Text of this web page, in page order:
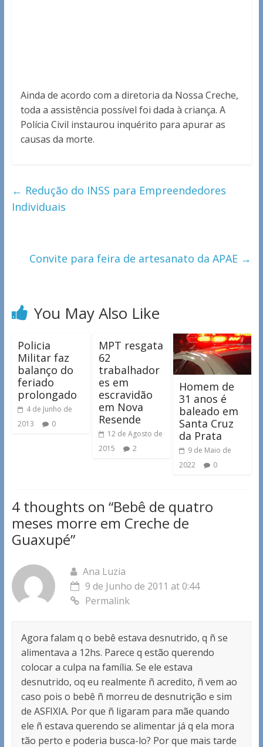
Ainda de acordo com a diretoria da Nossa Creche,
toda a assistência possível foi dada à criança. A
Polícia Civil instaurou inquérito para apurar as
causas da morte.
← Redução do INSS para Empreendedores
Individuais
Convite para feira de artesanato da APAE →
You May Also Like
Policia
Militar faz
balanço do
feriado
prolongado
4 de Junho de
2013
0
MPT resgata
62
trabalhador
es em
escravidão
em Nova
Resende
12 de Agosto de
2015
2
Homem de
31 anos é
baleado em
Santa Cruz
da Prata
9 de Maio de
2022
0
4 thoughts on “Bebê de quatro
meses morre em Creche de
Guaxupé”
Ana Luzia
9 de Junho de 2011 at 0:44
Permalink
Agora falam q o bebê estava desnutrido, q ñ se
alimentava a 12hs. Parece q estão querendo
colocar a culpa na família. Se ele estava
desnutrido, oq eu realmente ñ acredito, ñ vem ao
caso pois o bebê ñ morreu de desnutrição e sim
de ASFIXIA. Por que ñ ligaram para mãe quando
ele ñ estava querendo se alimentar já q ela mora
tão perto e poderia busca-lo? Por que mais tarde